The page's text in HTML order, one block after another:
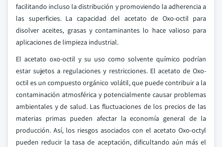
facilitando incluso la distribución y promoviendo la adherencia a
las superficies. La capacidad del acetato de Oxo-octil para
disolver aceites, grasas y contaminantes lo hace valioso para
aplicaciones de limpieza industrial.
El acetato oxo-octil y su uso como solvente químico podrían
estar sujetos a regulaciones y restricciones. El acetato de Oxo-
octil es un compuesto orgánico volátil, que puede contribuir a la
contaminación atmosférica y potencialmente causar problemas
ambientales y de salud. Las fluctuaciones de los precios de las
materias primas pueden afectar la economía general de la
producción. Así, los riesgos asociados con el acetato Oxo-octyl
pueden reducir la tasa de aceptación, dificultando aún más el